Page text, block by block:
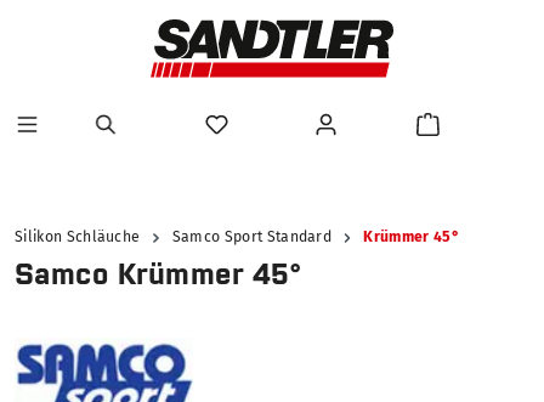
Silikon Schläuche Samco Sport Standard Krümmer 45°
Samco Krümmer 45°